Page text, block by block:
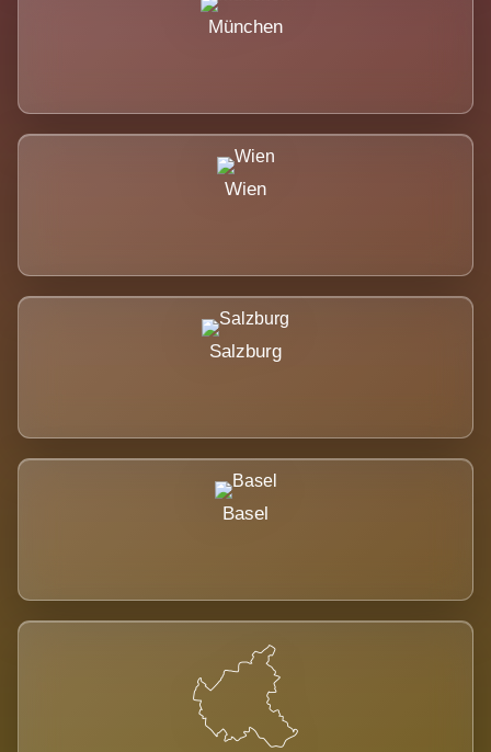
München
Wien
Salzburg
Basel